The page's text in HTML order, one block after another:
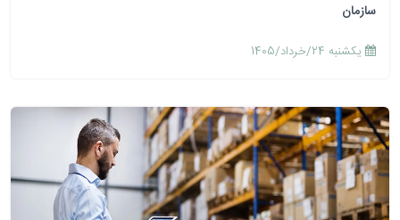
سازمان
يكشنبه 24/خرداد/1405